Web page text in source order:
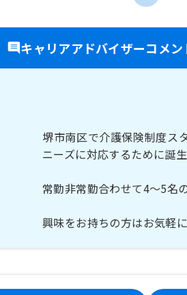
キャリアアドバイザーコメン
堺市南区で介護保険制度ス
ニーズに対応するために誕
常勤非常勤合わせて4～5名
興味をお持ちの方はお気軽